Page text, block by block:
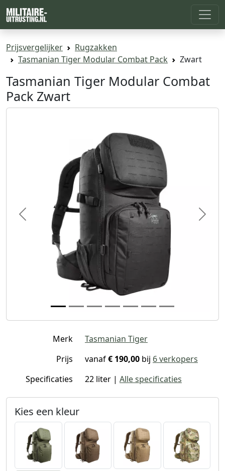
Prijsvergelijker
Rugzakken
Tasmanian Tiger Modular Combat Pack
Zwart
Tasmanian Tiger Modular Combat
Pack Zwart
Previous Next
Merk
Tasmanian Tiger
Prijs
vanaf€ 190,00 bij 6 verkopers
Specificaties
22 liter | Alle specificaties
Kies een kleur